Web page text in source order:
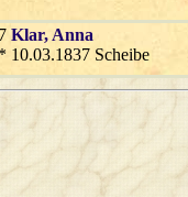
7 Klar, Anna
* 10.03.1837 Scheibe